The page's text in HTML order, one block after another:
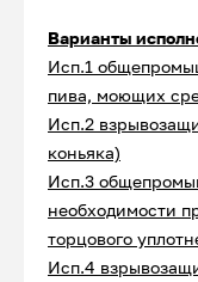
Варианты
Исп.1
пива, моющих
Исп.2
коньяка)
Исп.3
необходимости
торцового
Исп.4